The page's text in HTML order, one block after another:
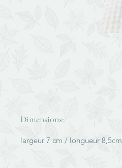
Dimensions:
largeur 7 cm / longueur 8,5cm